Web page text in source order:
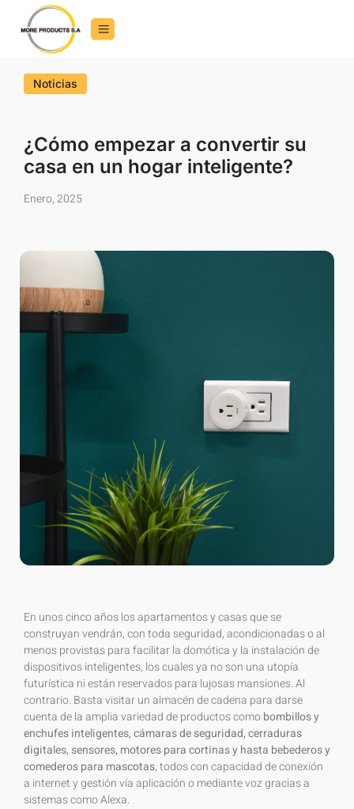
Noticias
¿Cómo empezar a convertir su
casa en un hogar inteligente?
Enero, 2025
En unos cinco años los apartamentos y casas que se
construyan vendrán, con toda seguridad, acondicionadas o al
menos provistas para facilitar la domótica y la instalación de
dispositivos inteligentes, los cuales ya no son una utopía
futurística ni están reservados para lujosas mansiones. Al
contrario. Basta visitar un almacén de cadena para darse
cuenta de la amplia variedad de productos comobombillos y
enchufes inteligentes, cámaras de seguridad, cerraduras
digitales, sensores, motores para cortinas y hasta bebederos y
comederos para mascotas, todos con capacidad de conexión
a internet y gestión vía aplicación o mediante voz gracias a
sistemas como Alexa.